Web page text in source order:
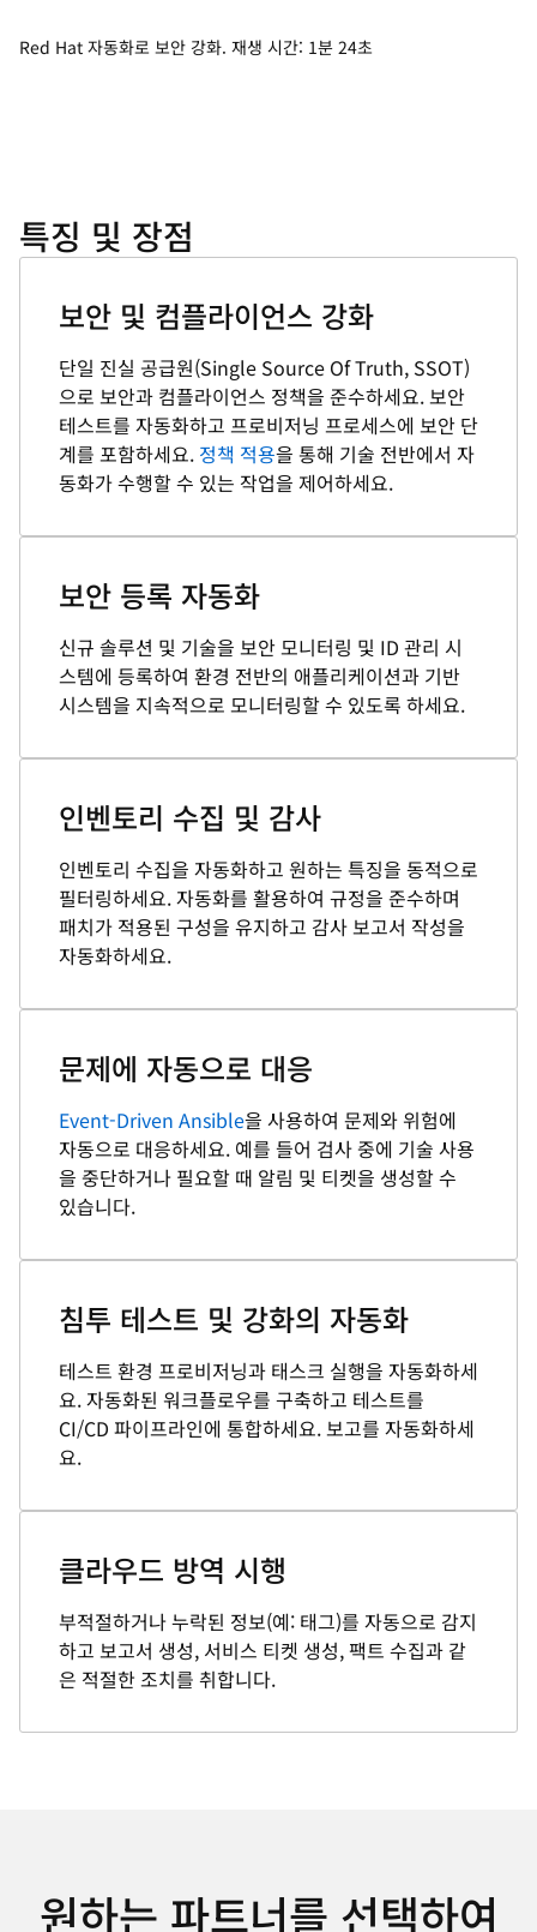
Red Hat 자동화로 보안 강화. 재생 시간: 1분 24초
특징 및 장점
보안 및 컴플라이언스 강화
단일 진실 공급원(Single Source Of Truth, SSOT)
으로 보안과 컴플라이언스 정책을 준수하세요. 보안
테스트를 자동화하고 프로비저닝 프로세스에 보안 단
계를 포함하세요. 정책 적용을 통해 기술 전반에서 자
동화가 수행할 수 있는 작업을 제어하세요.
보안 등록 자동화
신규 솔루션 및 기술을 보안 모니터링 및 ID 관리 시
스템에 등록하여 환경 전반의 애플리케이션과 기반
시스템을 지속적으로 모니터링할 수 있도록 하세요.
인벤토리 수집 및 감사
인벤토리 수집을 자동화하고 원하는 특징을 동적으로
필터링하세요. 자동화를 활용하여 규정을 준수하며
패치가 적용된 구성을 유지하고 감사 보고서 작성을
자동화하세요.
문제에 자동으로 대응
Event-Driven Ansible을 사용하여 문제와 위험에
자동으로 대응하세요. 예를 들어 검사 중에 기술 사용
을 중단하거나 필요할 때 알림 및 티켓을 생성할 수
있습니다.
침투 테스트 및 강화의 자동화
테스트 환경 프로비저닝과 태스크 실행을 자동화하세
요. 자동화된 워크플로우를 구축하고 테스트를
CI/CD 파이프라인에 통합하세요. 보고를 자동화하세
요.
클라우드 방역 시행
부적절하거나 누락된 정보(예: 태그)를 자동으로 감지
하고 보고서 생성, 서비스 티켓 생성, 팩트 수집과 같
은 적절한 조치를 취합니다.
원하는 파트너를 선택하여